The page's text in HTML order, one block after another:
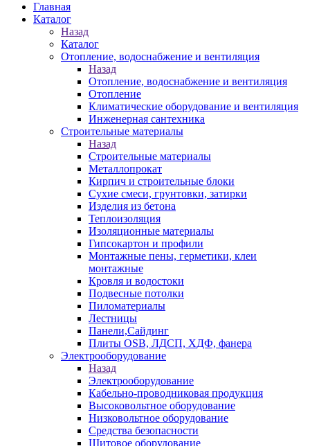
Главная
Каталог
Назад
Каталог
Отопление, водоснабжение и вентиляция
Назад
Отопление, водоснабжение и вентиляция
Отопление
Климатические оборудование и вентиляция
Инженерная сантехника
Строительные материалы
Назад
Строительные материалы
Металлопрокат
Кирпич и строительные блоки
Сухие смеси, грунтовки, затирки
Изделия из бетона
Теплоизоляция
Изоляционные материалы
Гипсокартон и профили
Монтажные пены, герметики, клеи
монтажные
Кровля и водостоки
Подвесные потолки
Пиломатериалы
Лестницы
Панели,Сайдинг
Плиты OSB, ЛДСП, ХДФ, фанера
Электрооборудование
Назад
Электрооборудование
Кабельно-проводниковая продукция
Высоковольтное оборудование
Низковольтное оборудование
Средства безопасности
Щитовое оборудование